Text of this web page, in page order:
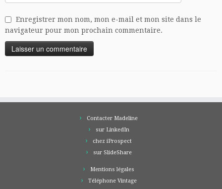
Enregistrer mon nom, mon e-mail et mon site dans le
navigateur pour mon prochain commentaire.
Contacter Madeline
sur LinkedIn
chez iProspect
sur SlideShare
Mentions légales
Téléphone Vintage